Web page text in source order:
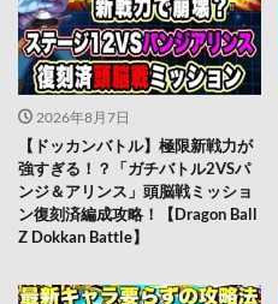
2026年8月7日
【ドッカンバトル】極限新戦力が
強すぎる！？「ガチバトル2VSパ
ンジ＆アリンス」頭脳戦ミッショ
ン復刻済編成攻略！【Dragon Ball
Z Dokkan Battle】